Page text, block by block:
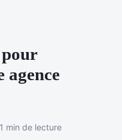
agence
min de lecture